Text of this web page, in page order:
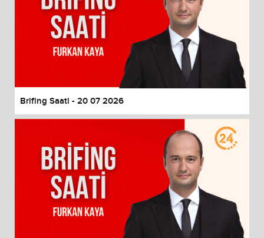
Brifing Saati - 20 07 2026